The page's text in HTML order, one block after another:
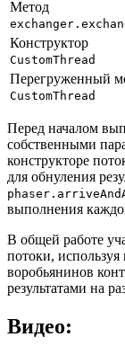
Метод
Конструктор
CustomThread
Перегруженный
CustomThread
Перед началом
собственными
конструкторе
для обнуления
выполнения
В общей работе
потоки, используя
воробьянинов
результатами на
Видео: